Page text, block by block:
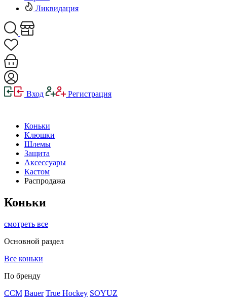
Ликвидация
Вход Регистрация
Коньки
Клюшки
Шлемы
Защита
Аксессуары
Кастом
Распродажа
Коньки
смотреть все
Основной раздел
Все коньки
По бренду
ССМ Bauer True Hockey SOYUZ